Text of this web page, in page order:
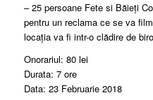
– 25 persoane Fete si Băieți
pentru un reclama ce se va
locația va fi intr-o clădire de
Onorariul: 80 lei
Durata: 7 ore
Data: 23 Februarie 2018